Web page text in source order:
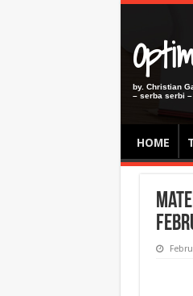
by. Christian
– serba serbi
HOME